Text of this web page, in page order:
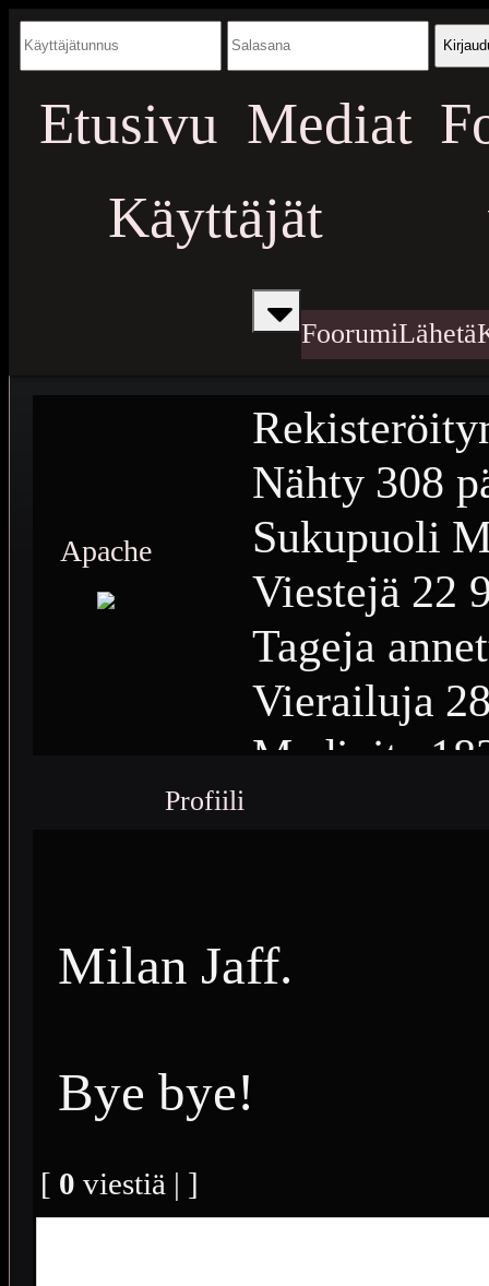
Etusivu Mediat
Käyttäjät
FoorumiLähetä
Apache
Nähty 308
Sukupuoli
Viestejä 22
Tageja
Vierailuja
Medioita
Profiili
Milan Jaff.
Bye bye!
[ 0 viestiä | ]